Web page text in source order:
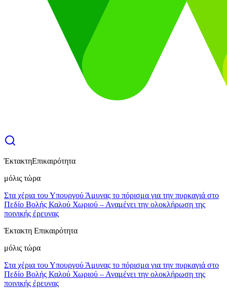
ΈκτακτηΕπικαιρότητα
μόλις τώρα
Στα χέρια του Υπουργού Άμυνας το πόρισμα για την πυρκαγιά στο
Πεδίο Βολής Καλού Χωριού – Αναμένει την ολοκλήρωση της
ποινικής έρευνας
Έκτακτη Επικαιρότητα
μόλις τώρα
Στα χέρια του Υπουργού Άμυνας το πόρισμα για την πυρκαγιά στο
Πεδίο Βολής Καλού Χωριού – Αναμένει την ολοκλήρωση της
ποινικής έρευνας